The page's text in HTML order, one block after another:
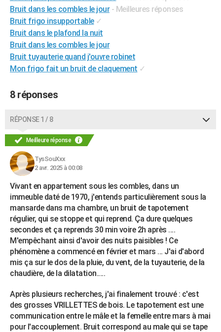
Bruit dans les combles le jour - Meilleures réponses
Bruit frigo insupportable ✓
Bruit dans le plafond la nuit
Bruit dans les combles le jour
Bruit tuyauterie quand j'ouvre robinet
Mon frigo fait un bruit de claquement ✓
8 réponses
RÉPONSE 1 / 8
Meilleure réponse
TysSouXxx
2 avr. 2025 à 00:08
Vivant en appartement sous les combles, dans un
immeuble daté de 1970, j'entends particulièrement sous la
mansarde dans ma chambre, un bruit de tapotement
régulier, qui se stoppe et qui reprend. Ça dure quelques
secondes et ça reprends 30 min voire 2h après ....
M'empêchant ainsi d'avoir des nuits paisibles ! Ce
phénomène a commencé en février et mars ... J'ai d'abord
mis ça sur le dos de la pluie, du vent, de la tuyauterie, de la
chaudière, de la dilatation.....
Après plusieurs recherches, j'ai finalement trouvé : c'est
des grosses VRILLETTES de bois. Le tapotement est une
communication entre le mâle et la femelle entre mars à mai
pour l'accouplement. Bruit correspond au male qui se tape